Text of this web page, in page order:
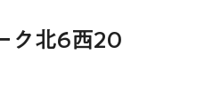
ク北6西20